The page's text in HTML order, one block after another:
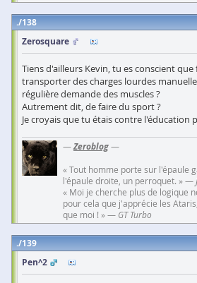
138
Zerosquare
Tiens d'ailleurs Kevin, tu es conscient
transporter des charges lourdes
régulière demande des muscles ?
Autrement dit, de faire du sport ?
Je croyais que tu étais contre l'éducation
—Zeroblog—
« Tout homme porte sur l'épaule
l'épaule droite, un perroquet. » —
« Moi je cherche plus de logique
pour cela que j'apprécie les
que moi ! » — GT Turbo
139
Pen^2